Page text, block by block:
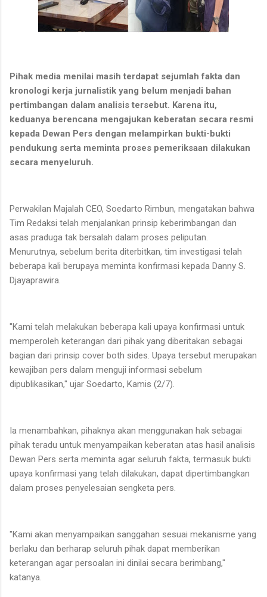
Pihak media menilai masih terdapat sejumlah fakta dan
kronologi kerja jurnalistik yang belum menjadi bahan
pertimbangan dalam analisis tersebut. Karena itu,
keduanya berencana mengajukan keberatan secara resmi
kepada Dewan Pers dengan melampirkan bukti-bukti
pendukung serta meminta proses pemeriksaan dilakukan
secara menyeluruh.
Perwakilan Majalah CEO, Soedarto Rimbun, mengatakan bahwa
Tim Redaksi telah menjalankan prinsip keberimbangan dan
asas praduga tak bersalah dalam proses peliputan.
Menurutnya, sebelum berita diterbitkan, tim investigasi telah
beberapa kali berupaya meminta konfirmasi kepada Danny S.
Djayaprawira.
"Kami telah melakukan beberapa kali upaya konfirmasi untuk
memperoleh keterangan dari pihak yang diberitakan sebagai
bagian dari prinsip cover both sides. Upaya tersebut merupakan
kewajiban pers dalam menguji informasi sebelum
dipublikasikan," ujar Soedarto, Kamis (2/7).
Ia menambahkan, pihaknya akan menggunakan hak sebagai
pihak teradu untuk menyampaikan keberatan atas hasil analisis
Dewan Pers serta meminta agar seluruh fakta, termasuk bukti
upaya konfirmasi yang telah dilakukan, dapat dipertimbangkan
dalam proses penyelesaian sengketa pers.
"Kami akan menyampaikan sanggahan sesuai mekanisme yang
berlaku dan berharap seluruh pihak dapat memberikan
keterangan agar persoalan ini dinilai secara berimbang,"
katanya.